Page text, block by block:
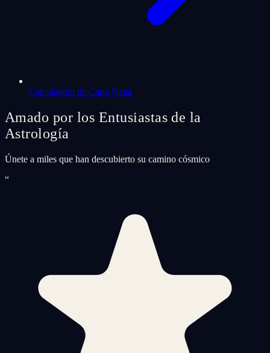
Calculadora de Carta Natal
Amado por los Entusiastas de la
Astrología
Únete a miles que han descubierto su camino cósmico
“